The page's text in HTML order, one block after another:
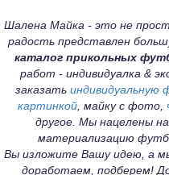
Шалена Майка - это не
радость представлен
каталог прикольных
работ - индивидуалка &
заказать индивидуальную
картинкой, майку с фото,
другое. Мы нацелены
материализацию
Вы изложите Вашу идею, а
доработаем, подберем!